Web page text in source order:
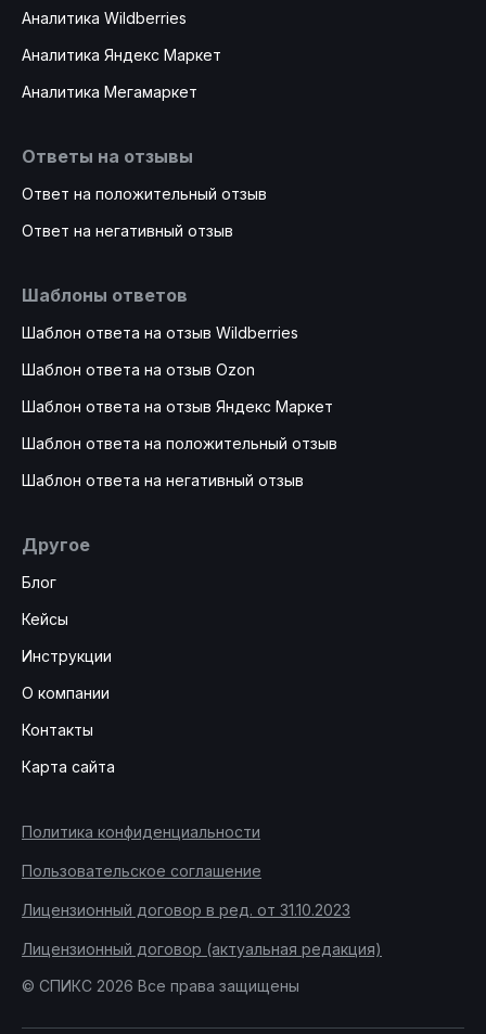
Аналитика Wildberries
Аналитика Яндекс Маркет
Аналитика Мегамаркет
Ответы на отзывы
Ответ на положительный отзыв
Ответ на негативный отзыв
Шаблоны ответов
Шаблон ответа на отзыв Wildberries
Шаблон ответа на отзыв Ozon
Шаблон ответа на отзыв Яндекс Маркет
Шаблон ответа на положительный отзыв
Шаблон ответа на негативный отзыв
Другое
Блог
Кейсы
Инструкции
О компании
Контакты
Карта сайта
Политика конфиденциальности
Пользовательское соглашение
Лицензионный договор в ред. от 31.10.2023
Лицензионный договор (актуальная редакция)
© СПИКС 2026 Все права защищены